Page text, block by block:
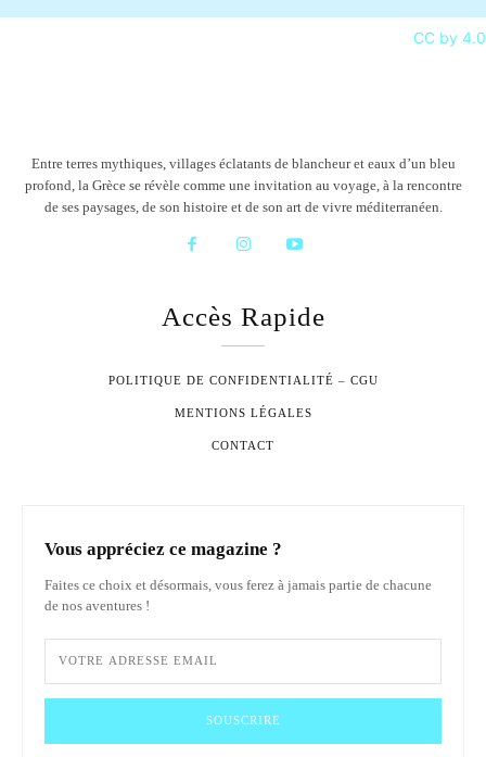
CC by 4.0
Entre terres mythiques, villages éclatants de blancheur et eaux d’un bleu
profond, la Grèce se révèle comme une invitation au voyage, à la rencontre
de ses paysages, de son histoire et de son art de vivre méditerranéen.
Accès Rapide
POLITIQUE DE CONFIDENTIALITÉ – CGU
MENTIONS LÉGALES
CONTACT
Vous appréciez ce magazine ?
Faites ce choix et désormais, vous ferez à jamais partie de chacune
de nos aventures !
SOUSCRIRE